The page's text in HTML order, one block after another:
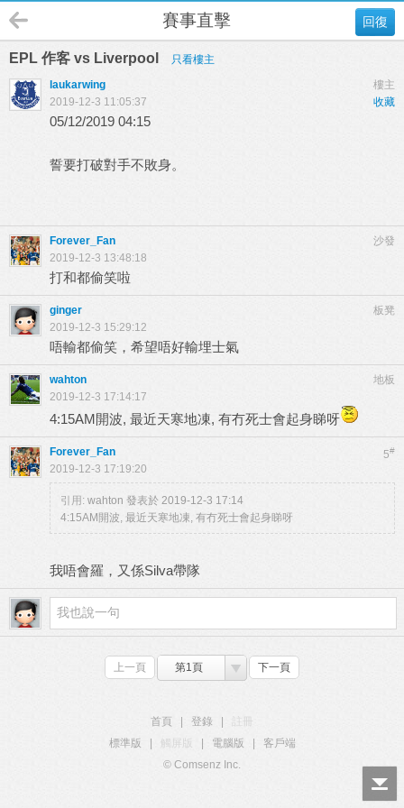
回復
賽事直擊
EPL 作客 vs Liverpool
只看樓主
樓主
laukarwing
收藏
2019-12-3 11:05:37
05/12/2019 04:15
誓要打破對手不敗身。
沙發
Forever_Fan
2019-12-3 13:48:18
打和都偷笑啦
板凳
ginger
2019-12-3 15:29:12
唔輸都偷笑，希望唔好輸埋士氣
地板
wahton
2019-12-3 17:14:17
4:15AM開波, 最近天寒地凍, 有冇死士會起身睇呀
5#
Forever_Fan
2019-12-3 17:19:20
引用: wahton 發表於 2019-12-3 17:14
4:15AM開波, 最近天寒地凍, 有冇死士會起身睇呀
我唔會羅，又係Silva帶隊
上一頁 第1頁 下一頁
首頁 登錄
標準版
觸屏版 電腦版
客戶端
© Comsenz Inc.